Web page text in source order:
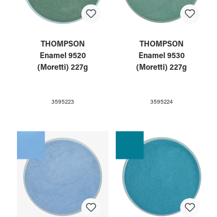
THOMPSON
Enamel 9520
(Moretti) 227g
3595223
THOMPSON
Enamel 9530
(Moretti) 227g
3595224